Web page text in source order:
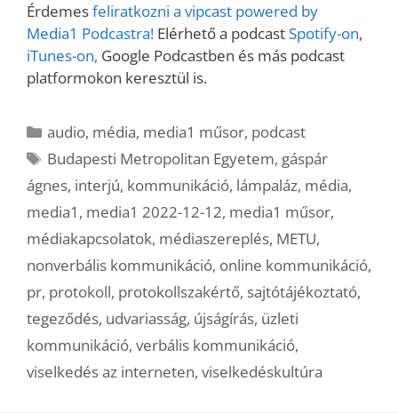
Érdemesfeliratkozni a vipcast powered by
Media1 Podcastra! Elérhető a podcastSpotify-on,
iTunes-on, Google Podcastben és más podcast
platformokon keresztül is.
Kategória
audio, média, media1 műsor, podcast
Címkék
Budapesti Metropolitan Egyetem, gáspár
ágnes, interjú, kommunikáció, lámpaláz, média,
media1 , media1 2022-12-12, media1 műsor,
médiakapcsolatok, médiaszereplés, METU,
nonverbális kommunikáció, online kommunikáció,
pr, protokoll, protokollszakértő, sajtótájékoztató,
tegeződés, udvariasság, újságírás, üzleti
kommunikáció, verbális kommunikáció,
viselkedés az interneten, viselkedéskultúra